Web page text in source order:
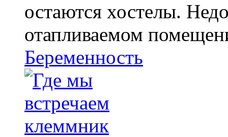
остаются хостелы.
отапливаемом
Беременность